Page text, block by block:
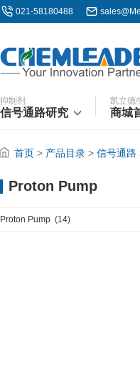
021-58180488
抑制剂
信号通路研究
凯立德
商城
首页 > 产品目录 > 信号通路
Proton Pump
Proton Pump (14)